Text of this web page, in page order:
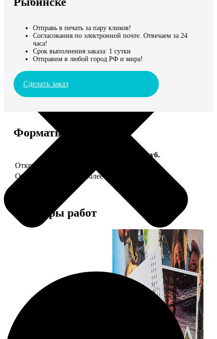
Отправь в печать за пару кликов!
Согласования по электронной почте. Отвечаем за 24
часа!
Срок выполнения заказа: 1 сутки
Отправим в любой город РФ и мира!
Сделать заказ
Форматы и цены
Цена, руб.
Открытка А5 "отправим за Вас"
Открытка А5 6 шт и более
Примеры работ